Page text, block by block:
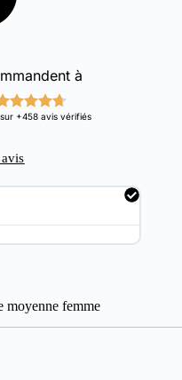
à
+458 avis vérifiés
moyenne femme